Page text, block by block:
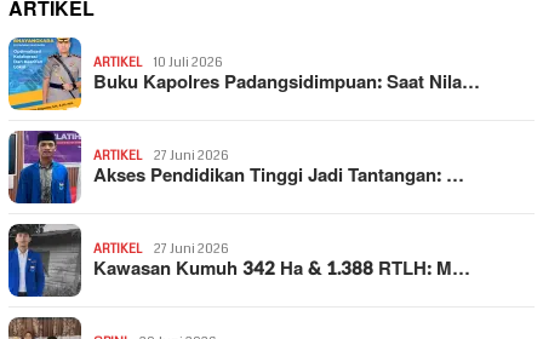
ARTIKEL
ARTIKEL 10 Juli 2026
Buku Kapolres Padangsidimpuan: Saat Nila…
ARTIKEL 27 Juni 2026
Akses Pendidikan Tinggi Jadi Tantangan: …
ARTIKEL 27 Juni 2026
Kawasan Kumuh 342 Ha & 1.388 RTLH: M…